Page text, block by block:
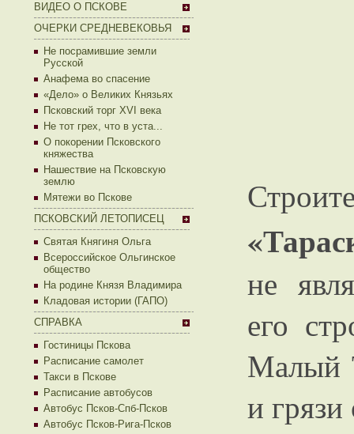
ВИДЕО О ПСКОВЕ
ОЧЕРКИ СРЕДНЕВЕКОВЬЯ
Не посрамившие земли
Русской
Анафема во спасение
«Дело» о Великих Князьях
Псковский торг XVI века
Не тот грех, что в уста...
О покорении Псковского
княжества
Нашествие на Псковскую
землю
Мятежи во Пскове
ПСКОВСКИЙ ЛЕТОПИСЕЦ
Святая Княгиня Ольга
Всероссийское Ольгинское
общество
На родине Князя Владимира
Кладовая истории (ГАПО)
СПРАВКА
Гостиницы Пскова
Расписание самолет
Такси в Пскове
Расписание автобусов
Автобус Псков-Спб-Псков
Автобус Псков-Рига-Псков
не
его
Малый
и